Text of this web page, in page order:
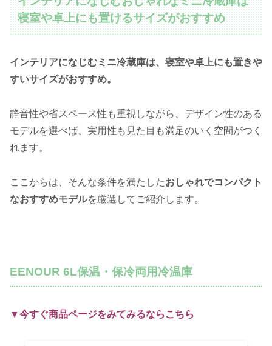
寝室や卓上にも置けるサイズがおすすめ
インテリアになじむミニ冷蔵庫は、寝室や卓上にも置きや
すいサイズがおすすめ。
静音性や省スペース性も重視しながら、デザイン性のある
モデルを選べば、実用性も見た目も満足のいく空間がつく
れます。
ここからは、そんな条件を満たしたおしゃれでコンパクト
なおすすめモデルを厳選してご紹介します。
EENOUR 6L保温・保冷両用冷温庫
▼今すぐ商品ページをみてみるならこちら